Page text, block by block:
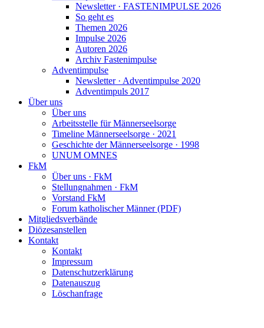
Newsletter · FASTENIMPULSE 2026
So geht es
Themen 2026
Impulse 2026
Autoren 2026
Archiv Fastenimpulse
Adventimpulse
Newsletter · Adventimpulse 2020
Adventimpuls 2017
Über uns
Über uns
Arbeitsstelle für Männerseelsorge
Timeline Männerseelsorge · 2021
Geschichte der Männerseelsorge · 1998
UNUM OMNES
FkM
Über uns · FkM
Stellungnahmen · FkM
Vorstand FkM
Forum katholischer Männer (PDF)
Mitgliedsverbände
Diözesanstellen
Kontakt
Kontakt
Impressum
Datenschutzerklärung
Datenauszug
Löschanfrage